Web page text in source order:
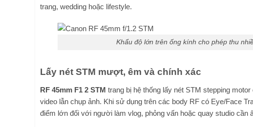
trang, wedding hoặc lifestyle.
Khẩu độ lớn trên ống kính cho phép thu
Lấy nét STM mượt, êm và chính xác
RF 45mm F1 2 STM trang bị hệ thống lấy nét STM stepping
video lẫn chụp ảnh. Khi sử dụng trên các body RF có Eye/Face
điểm lớn đối với người làm vlog, phỏng vấn hoặc quay studio cần